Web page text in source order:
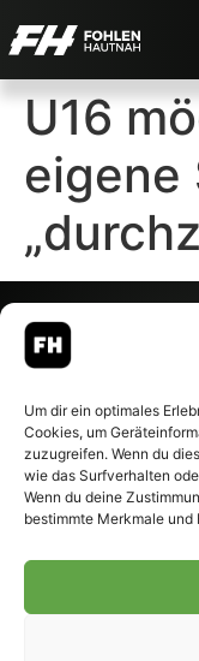
Um dir ein optimales
Cookies, um
zuzugreifen. Wenn du
wie das Surfverhalten
Wenn du deine
bestimmte Merkmale
U16
eigene
– Alle rechte
Fohlen-Hautnah.de ist
offiziell eingetragenes
bei der Deutschen
Nationalbibliothek
Weiterverarbeitung,
Genehmigung.